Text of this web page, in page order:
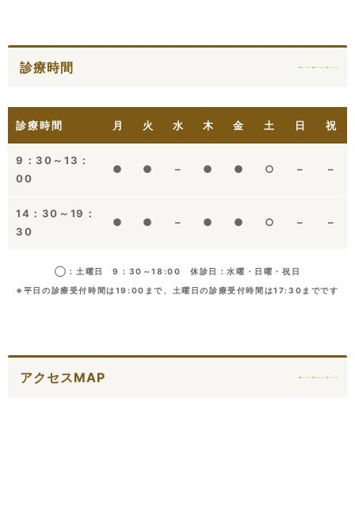
診療時間
診療時間 月 火 水 木 金 土 日 祝
9：30～13：
00
● ● – ● ● ○ – –
14：30～19：
30
● ● – ● ● ○ – –
◯：土曜日 9：30～18:00 休診日：水曜・日曜・祝日
※平日の診療受付時間は19:00まで、土曜日の診療受付時間は17:30までです
アクセスMAP